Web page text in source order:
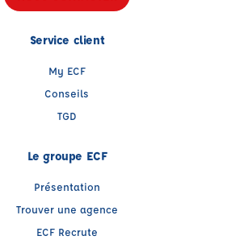
Service client
My ECF
Conseils
TGD
Le groupe ECF
Présentation
Trouver une agence
ECF Recrute